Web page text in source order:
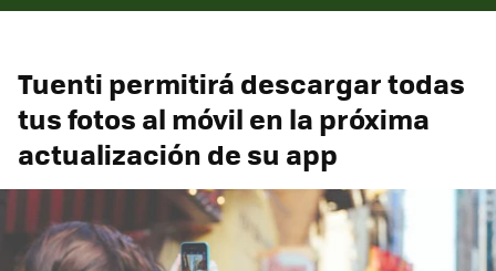
Tuenti permitirá descargar todas
tus fotos al móvil en la próxima
actualización de su app